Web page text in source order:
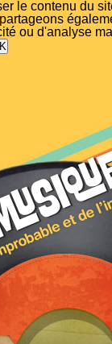
le contenu du
ou d'analyse